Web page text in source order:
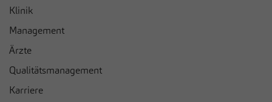
Klinik
Management
Ärzte
Qualitätsmanagement
Karriere